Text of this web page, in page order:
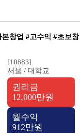
창업 #고수익 #초보창
[10883]
서울 / 대학교
권리금
12,000만원
월수익
912만원